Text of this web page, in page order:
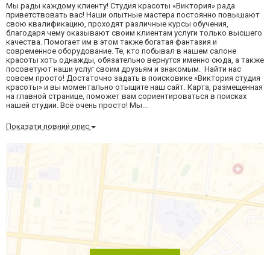
Мы рады каждому клиенту! Студия красоты «Виктория» рада
приветствовать вас! Наши опытные мастера постоянно повышают
свою квалификацию, проходят различные курсы обучения,
благодаря чему оказывают своим клиентам услуги только высшего
качества. Помогает им в этом также богатая фантазия и
современное оборудование. Те, кто побывал в нашем салоне
красоты хоть однажды, обязательно вернутся именно сюда, а также
посоветуют наши услуг своим друзьям и знакомым. Найти нас
совсем просто! Достаточно задать в поисковике «Виктория студия
красоты» и вы моментально отыщите наш сайт. Карта, размещенная
на главной странице, поможет вам сориентироваться в поисках
нашей студии. Всё очень просто! Мы...
Показати повний опис